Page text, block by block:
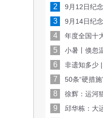
2 9月12日纪
3 9月14日纪
4 年度全国十
5 小暑丨倏忽
6 非遗知多少 |
7 50条“硬措施”，
8 徐辉：运河
9 邱华栋：大